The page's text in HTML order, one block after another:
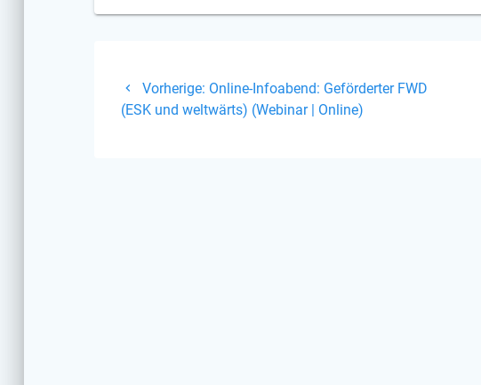
Vorherige: Vorheriger
Beitrag:
Online-Infoabend: Geförderter FWD
(ESK und weltwärts) (Webinar | Online)